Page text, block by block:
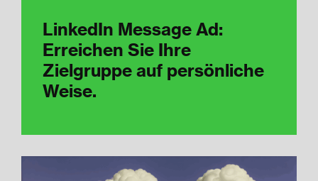
LinkedIn Message Ad:
Erreichen Sie Ihre
Zielgruppe auf persönliche
Weise.